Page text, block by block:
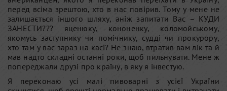
перед всіма зрештою, хто в нас повірив. Тому у мене не
залишається іншого шляху, аніж запитати Вас – КУДИ
ЗАНЕСТИ??? яценюку, кононенку, коломойському,
якомусь заступнику чи помічнику, судді чи прокурору,
хто там у вас зараз на касі? Не знаю, втратив вам лік та й
мав надто складні останні роки, щоб пильнувати. Мене ж
попереджали друзі про країну, в яку я інвестую.
Я переконаю усі малі пивоварні з усієї України